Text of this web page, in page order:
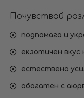
Почувствай
подпомага и
екзотичен вкус
естествено
обогатен с